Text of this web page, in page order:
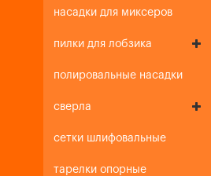
насадки для миксеров
пилки для лобзика
полировальные насадки
сверла
сетки шлифовальные
тарелки опорные